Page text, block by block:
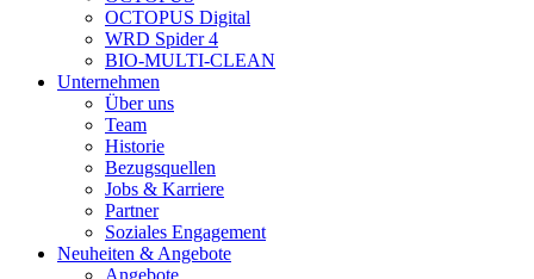
OCTOPUS Digital
WRD Spider 4
BIO-MULTI-CLEAN
Unternehmen
Über uns
Team
Historie
Bezugsquellen
Jobs & Karriere
Partner
Soziales Engagement
Neuheiten & Angebote
Angebote